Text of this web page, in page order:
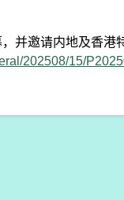
并邀请内地及香港
202508/15/